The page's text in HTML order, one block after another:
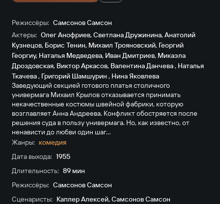
Режиссёры: Самсонов Самсон
Актеры: Олег Анофриев,Светлана Дружинина,Анатолий
Кузнецов, Борис Тенин, Михаил Трояновский, Георгий
Георгиу, Наталья Медведева, Иван Дмитриев, Микаэла
Дроздовская, Виктор Аркасов, Валентина Данчева, Наталья
Ткачева, Григорий Шамшурин , Нина Яковлева
Заведующий секцией готового платья столичного
универмага Михаил Крылов отказывается принимать
некачественные костюмы швейной фабрики, которую
возглавляет Анна Андреева. Конфликт обостряется после
решения суда в пользу универмага. Но, как известно, от
ненависти до любви один шаг...
Жанры: комедия
Дата выхода: 1955
Длительность: 89 мин
Режиссёры: Самсонов Самсон
Сценаристы: Каплер Алексей,Самсонов Самсон